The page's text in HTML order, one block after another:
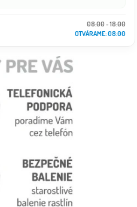
08:00 - 18:00
OTVÁRAME: 08:00